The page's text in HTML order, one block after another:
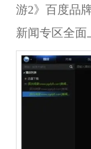
游2》百度品
新闻专区全面